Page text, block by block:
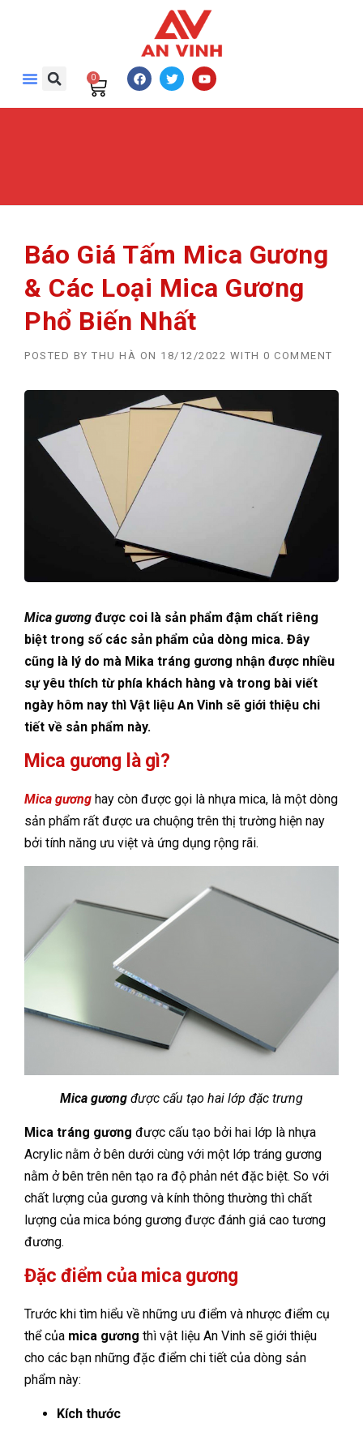
0
Báo Giá Tấm Mica Gương
& Các Loại Mica Gương
Phổ Biến Nhất
POSTED BY THU HÀ ON 18/12/2022 WITH 0 COMMENT
Mica gương được coi là sản phẩm đậm chất riêng
biệt trong số các sản phẩm của dòng mica. Đây
cũng là lý do mà Mika tráng gương nhận được nhiều
sự yêu thích từ phía khách hàng và trong bài viết
ngày hôm nay thì Vật liệu An Vinh sẽ giới thiệu chi
tiết về sản phẩm này.
Mica gương là gì?
Mica gương hay còn được gọi là nhựa mica, là một dòng
sản phẩm rất được ưa chuộng trên thị trường hiện nay
bởi tính năng ưu việt và ứng dụng rộng rãi.
Mica gương được cấu tạo hai lớp đặc trưng
Mica tráng gương được cấu tạo bởi hai lớp là nhựa
Acrylic nằm ở bên dưới cùng với một lớp tráng gương
nằm ở bên trên nên tạo ra độ phản nét đặc biệt. So với
chất lượng của gương và kính thông thường thì chất
lượng của mica bóng gương được đánh giá cao tương
đương.
Đặc điểm của mica gương
Trước khi tìm hiểu về những ưu điểm và nhược điểm cụ
thể của mica gương thì vật liệu An Vinh sẽ giới thiệu
cho các bạn những đặc điểm chi tiết của dòng sản
phẩm này:
Kích thước